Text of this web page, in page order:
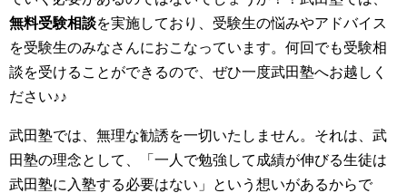
無料受験相談を実施しており、受験生の悩みやアドバイス
を受験生のみなさんにおこなっています。何回でも受験相
談を受けることができるので、ぜひ一度武田塾へお越しく
ださい♪♪
武田塾では、無理な勧誘を一切いたしません。それは、武
田塾の理念として、「一人で勉強して成績が伸びる生徒は
武田塾に入塾する必要はない」という想いがあるからで